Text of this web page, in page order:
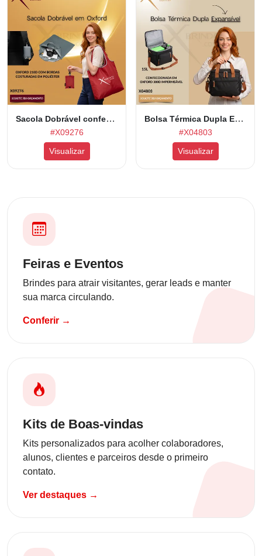
Sacola Dobrável confeccionada em Oxford 210D X09276
#X09276
Visualizar
Bolsa Térmica Dupla Expansível em Oxford 300D 15L X04803
#X04803
Visualizar
Feiras e Eventos
Brindes para atrair visitantes, gerar leads e manter
sua marca circulando.
Conferir →
Kits de Boas-vindas
Kits personalizados para acolher colaboradores,
alunos, clientes e parceiros desde o primeiro
contato.
Ver destaques →